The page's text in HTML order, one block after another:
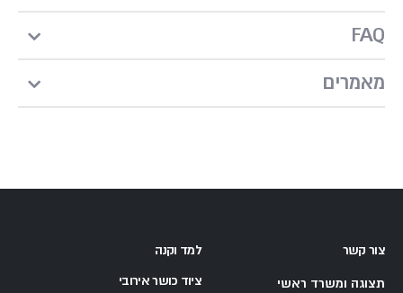
FAQ
מאמרים
צור קשר
תצוגה ומשרד ראשי
למד וקנה
ציוד כושר אירובי